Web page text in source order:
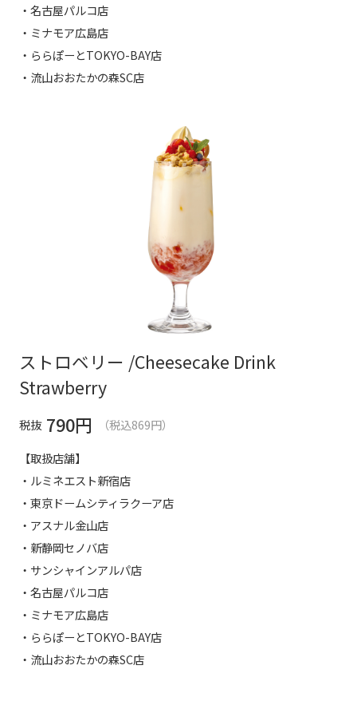
・名古屋パルコ店
・ミナモア広島店
・ららぽーとTOKYO-BAY店
・流山おおたかの森SC店
ストロベリー /Cheesecake Drink
Strawberry
税抜 790円
（税込869円）
【取扱店舗】
・ルミネエスト新宿店
・東京ドームシティラクーア店
・アスナル金山店
・新静岡セノバ店
・サンシャインアルパ店
・名古屋パルコ店
・ミナモア広島店
・ららぽーとTOKYO-BAY店
・流山おおたかの森SC店